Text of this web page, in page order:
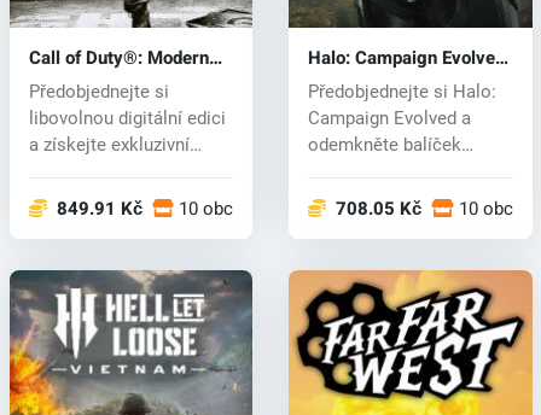
Call of Duty®: Modern
Warfare® 4 (PC) key
Předobjednejte si
libovolnou digitální edici
a získejte exkluzivní
849.91 Kč 10 obchodech
Halo: Campaign Evolved
(PC) key
Předobjednejte si Halo:
Campaign Evolved a
odemkněte balíček
708.05 Kč 10